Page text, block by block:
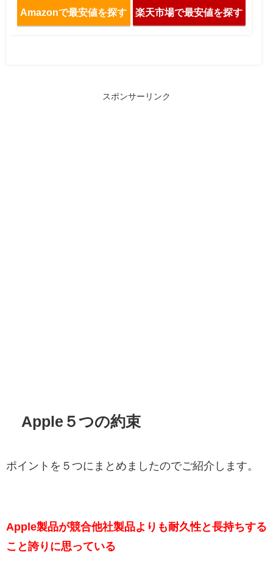
Amazonで最安値を探す 楽天市場で最安値を探す
スポンサーリンク
Apple５つの約束
ポイントを５つにまとめましたのでご紹介します。
Apple製品が競合他社製品よりも耐久性と長持ちする
こと誇りに思っている